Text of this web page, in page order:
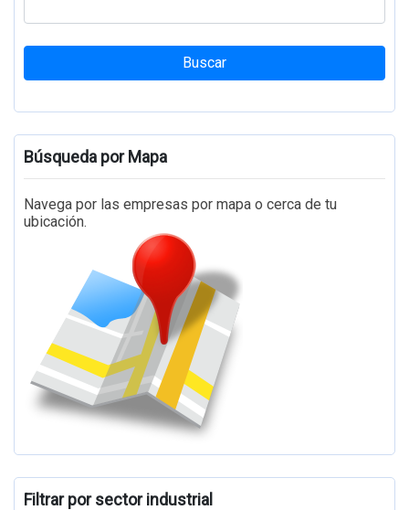
Buscar
Búsqueda por Mapa
Navega por las empresas por mapa o cerca de tu
ubicación.
Filtrar por sector industrial